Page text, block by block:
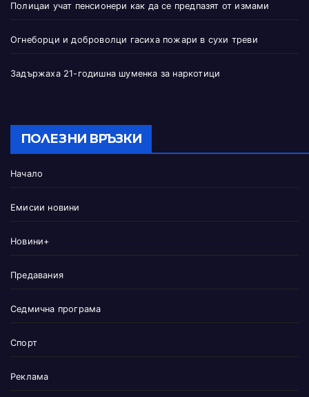
Полицаи учат пенсионери как да се предпазят от измами
Огнеборци и доброволци гасиха пожари в сухи треви
Задържаха 21-годишна шуменка за наркотици
ПОЛЕЗНИ ВРЪЗКИ
Начало
Емисии новини
Новини+
Предавания
Седмична програма
Спорт
Реклама